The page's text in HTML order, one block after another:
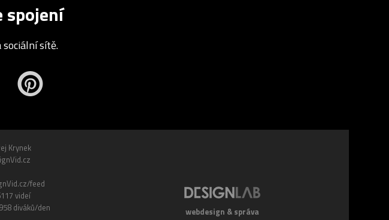
spojení
sítě.
Krynek
feed
videí
diváků/den
webdesign & správa